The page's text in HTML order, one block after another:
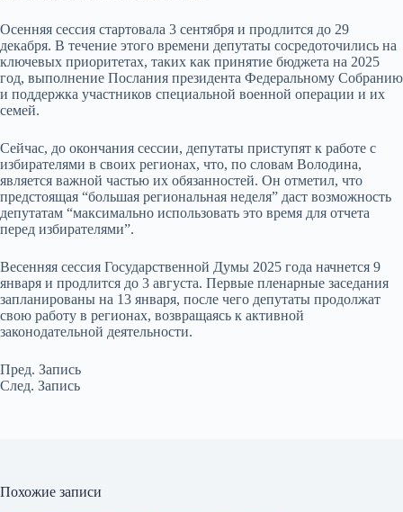
Осенняя сессия стартовала 3 сентября и продлится до 29
декабря. В течение этого времени депутаты сосредоточились на
ключевых приоритетах, таких как принятие бюджета на 2025
год, выполнение Послания президента Федеральному Собранию
и поддержка участников специальной военной операции и их
семей.
Сейчас, до окончания сессии, депутаты приступят к работе с
избирателями в своих регионах, что, по словам Володина,
является важной частью их обязанностей. Он отметил, что
предстоящая “большая региональная неделя” даст возможность
депутатам “максимально использовать это время для отчета
перед избирателями”.
Весенняя сессия Государственной Думы 2025 года начнется 9
января и продлится до 3 августа. Первые пленарные заседания
запланированы на 13 января, после чего депутаты продолжат
свою работу в регионах, возвращаясь к активной
законодательной деятельности.
Пред. Запись
След. Запись
Похожие записи